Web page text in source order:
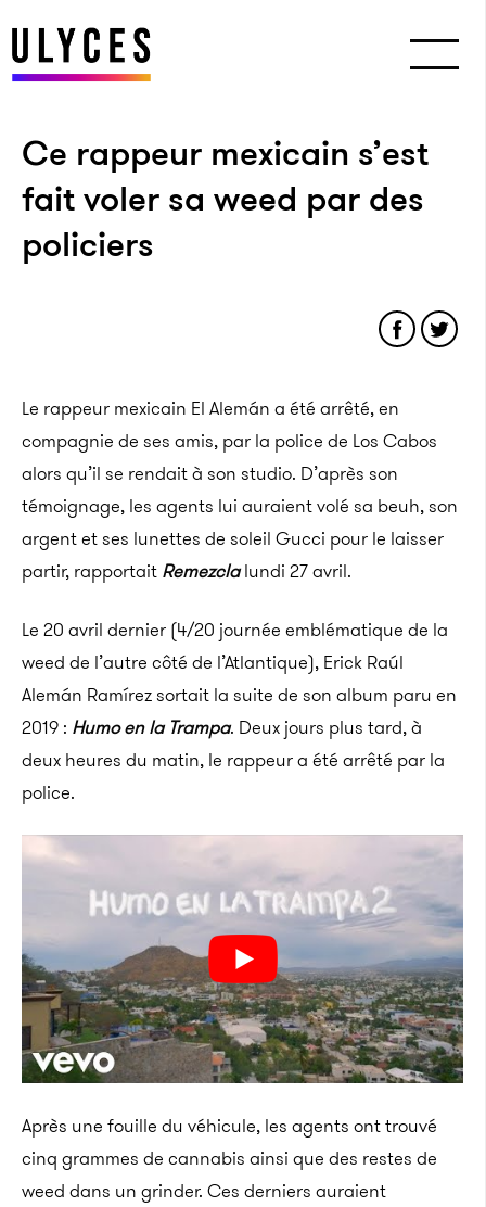
Ce rappeur mexicain s’est
fait voler sa weed par des
policiers
Le rappeur mexicain El Alemán a été arrêté, en
compagnie de ses amis, par la police de Los Cabos
alors qu’il se rendait à son studio. D’après son
témoignage, les agents lui auraient volé sa beuh, son
argent et ses lunettes de soleil Gucci pour le laisser
partir, rapportait Remezclalundi 27 avril.
Le 20 avril dernier (4/20 journée emblématique de la
weed de l’autre côté de l’Atlantique), Erick Raúl
Alemán Ramírez sortait la suite de son album paru en
2019 : Humo en la Trampa. Deux jours plus tard, à
deux heures du matin, le rappeur a été arrêté par la
police.
Après une fouille du véhicule, les agents ont trouvé
cinq grammes de cannabis ainsi que des restes de
weed dans un grinder. Ces derniers auraient